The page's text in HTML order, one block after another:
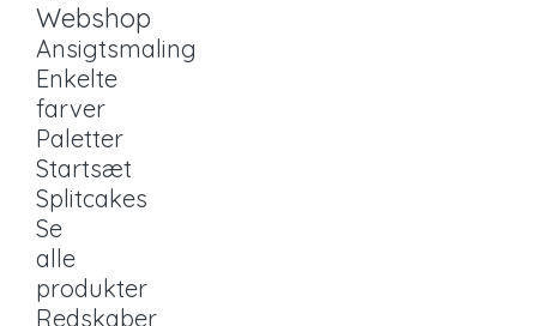
Webshop
Ansigtsmaling
Enkelte
farver
Paletter
Startsæt
Splitcakes
Se
alle
produkter
Redskaber